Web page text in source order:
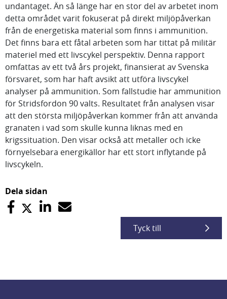
undantaget. Än så länge har en stor del av arbetet inom
detta området varit fokuserat på direkt miljöpåverkan
från de energetiska material som finns i ammunition.
Det finns bara ett fåtal arbeten som har tittat på militär
materiel med ett livscykel perspektiv. Denna rapport
omfattas av ett två års projekt, finansierat av Svenska
försvaret, som har haft avsikt att utföra livscykel
analyser på ammunition. Som fallstudie har ammunition
för Stridsfordon 90 valts. Resultatet från analysen visar
att den största miljöpåverkan kommer från att använda
granaten i vad som skulle kunna liknas med en
krigssituation. Den visar också att metaller och icke
förnyelsebara energikällor har ett stort inflytande på
livscykeln.
Dela sidan
Tyck till